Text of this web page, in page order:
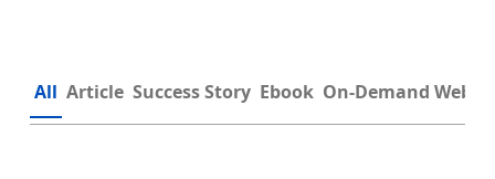
All Article Success Story Ebook On-Demand